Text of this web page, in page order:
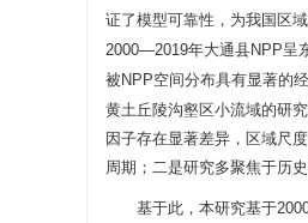
证了模型可靠性，为我国区
2000—2019年大通县NPP呈
被NPP空间分布具有显著的
黄土丘陵沟壑区小流域的研
因子存在显著差异，区域尺
周期；二是研究多聚焦于历
基于此，本研究基于